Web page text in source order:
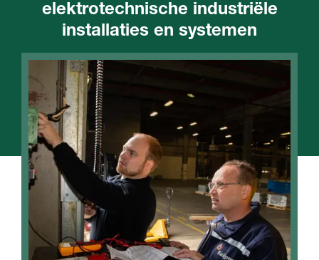
elektrotechnische industriële
installaties en systemen